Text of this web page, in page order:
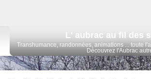
L' aubrac au fil des
Transhumance, randonnées, animations ... toute
Découvrez l'Aubrac